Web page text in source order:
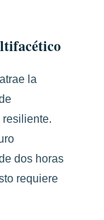
la
dos horas
requiere